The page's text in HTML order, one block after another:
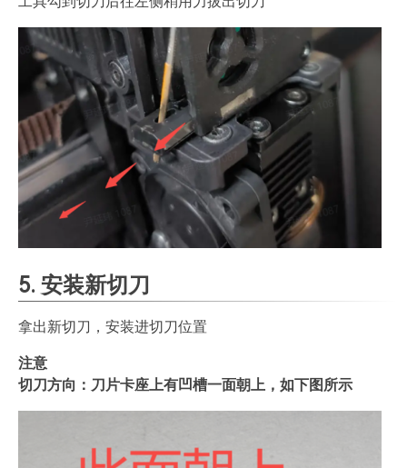
5. 安装新切刀
拿出新切刀，安装进切刀位置
注意
切刀方向：刀片卡座上有凹槽一面朝上，如下图所示